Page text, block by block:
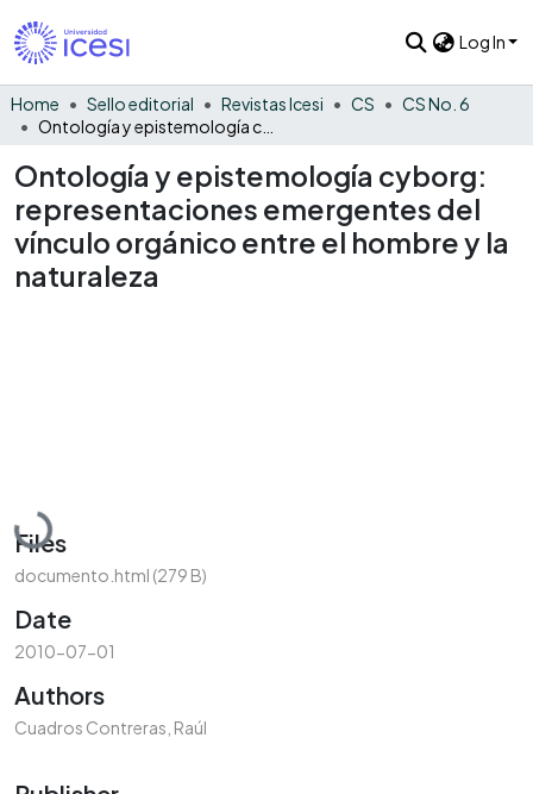
Log In
Home Sello editorial Revistas Icesi CS
CS No. 6
Ontología y epistemología cyborg:
representaciones emergentes del
vínculo orgánico entre el hombre y la
naturaleza
Loading...
Files
documento.html (279 B)
Date
2010-07-01
Authors
Cuadros Contreras, Raúl